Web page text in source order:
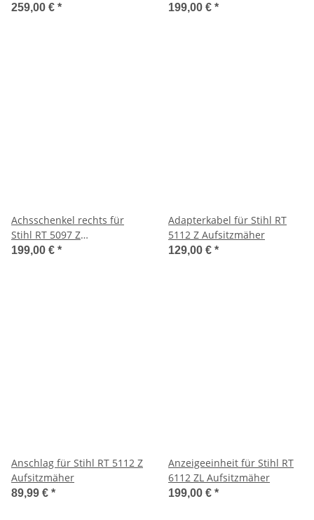
259,00 € * 199,00 € *
Achsschenkel rechts für
Stihl RT 5097 Z
Aufsitzmäher
199,00 € *
Adapterkabel für Stihl RT
5112 Z Aufsitzmäher
129,00 € *
Anschlag für Stihl RT 5112 Z
Aufsitzmäher
89,99 € *
Anzeigeeinheit für Stihl RT
6112 ZL Aufsitzmäher
199,00 € *